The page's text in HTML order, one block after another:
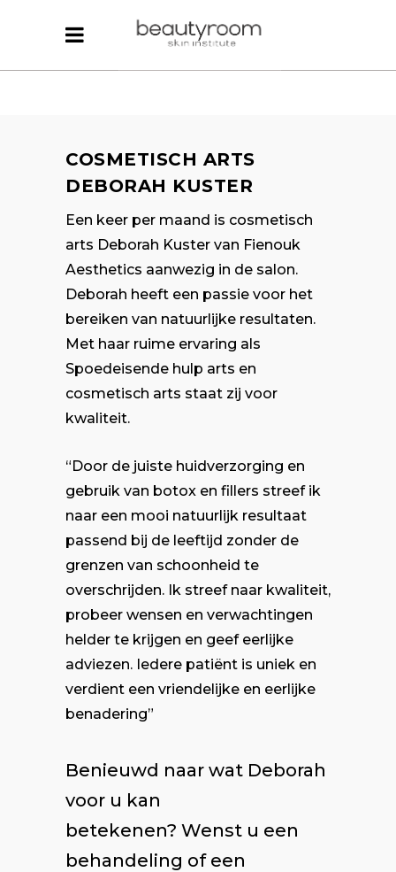
COSMETISCH ARTS
DEBORAH KUSTER
Een keer per maand is cosmetisch
arts Deborah Kuster van Fienouk
Aesthetics aanwezig in de salon.
Deborah heeft een passie voor het
bereiken van natuurlijke resultaten.
Met haar ruime ervaring als
Spoedeisende hulp arts en
cosmetisch arts staat zij voor
kwaliteit.
“Door de juiste huidverzorging en
gebruik van botox en fillers streef ik
naar een mooi natuurlijk resultaat
passend bij de leeftijd zonder de
grenzen van schoonheid te
overschrijden. Ik streef naar kwaliteit,
probeer wensen en verwachtingen
helder te krijgen en geef eerlijke
adviezen. Iedere patiënt is uniek en
verdient een vriendelijke en eerlijke
benadering”
Benieuwd naar wat Deborah
voor u kan
betekenen? Wenst u een
behandeling of een